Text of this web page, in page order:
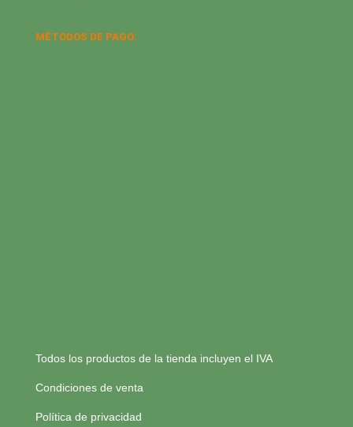
MÉTODOS DE PAGO:
Todos los productos de la tienda incluyen el IVA
Condiciones de venta
Política de privacidad